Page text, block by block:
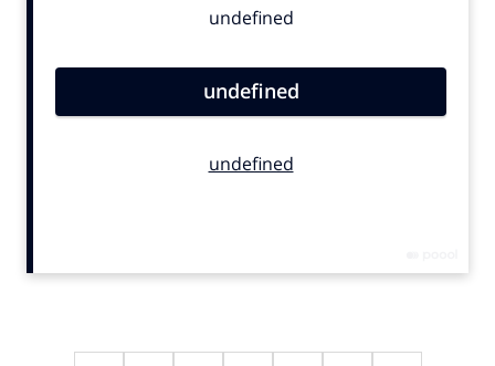
Contentmarketing
Effectiviteit